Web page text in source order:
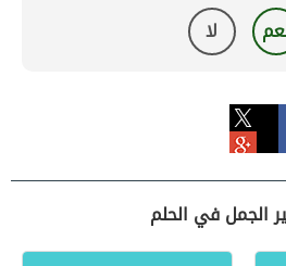
لا
الجمل في الحلم